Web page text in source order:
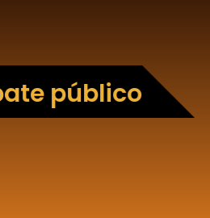
público